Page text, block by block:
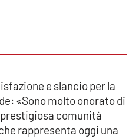
e slancio per la
«Sono molto onorato di
comunità
rappresenta oggi una